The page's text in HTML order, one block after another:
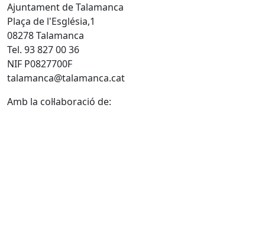
Ajuntament de Talamanca
Plaça de l'Església,1
08278 Talamanca
Tel. 93 827 00 36
NIF P0827700F
talamanca@talamanca.cat
Amb la col·laboració de: